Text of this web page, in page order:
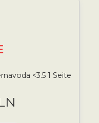
<3.5 1 Seite